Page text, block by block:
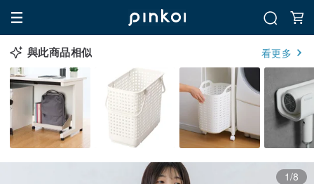
與此商品相似 看更多
1/8